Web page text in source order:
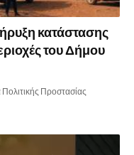
κατάστασης
του Δήμου
Προστασίας